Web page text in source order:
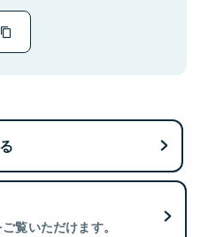
覧いただけます。